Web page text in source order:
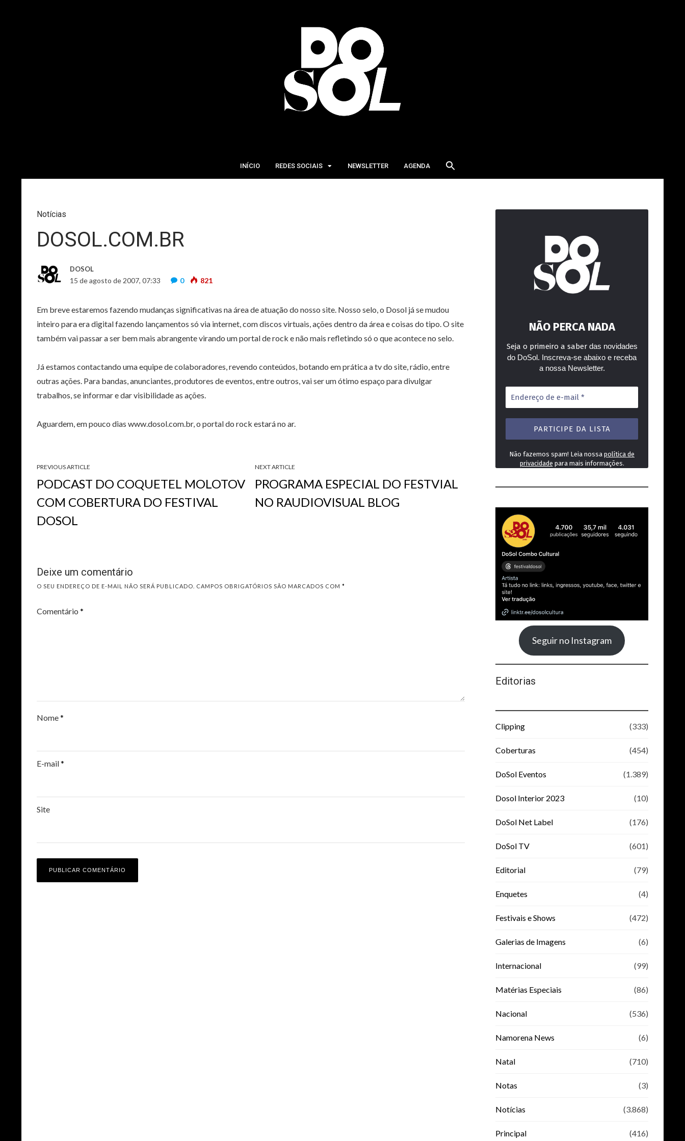
INÍCIO REDES SOCIAIS NEWSLETTER AGENDA
Notícias
DOSOL.COM.BR
DOSOL
15 de agosto de 2007, 07:33 0 821
Em breve estaremos fazendo mudanças significativas na área de atuação do nosso site. Nosso selo, o Dosol já se mudou
inteiro para era digital fazendo lançamentos só via internet, com discos virtuais, ações dentro da área e coisas do tipo. O site
também vai passar a ser bem mais abrangente virando um portal de rock e não mais refletindo só o que acontece no selo.
Já estamos contactando uma equipe de colaboradores, revendo conteúdos, botando em prática a tv do site, rádio, entre
outras ações. Para bandas, anunciantes, produtores de eventos, entre outros, vai ser um ótimo espaço para divulgar
trabalhos, se informar e dar visibilidade as ações.
Aguardem, em pouco dias www.dosol.com.br, o portal do rock estará no ar.
PREVIOUS ARTICLE
PODCAST DO COQUETEL MOLOTOV
COM COBERTURA DO FESTIVAL
DOSOL
NEXT ARTICLE
PROGRAMA ESPECIAL DO FESTVIAL
NO RAUDIOVISUAL BLOG
Deixe um comentário
O SEU ENDEREÇO DE E-MAIL NÃO SERÁ PUBLICADO. CAMPOS OBRIGATÓRIOS SÃO MARCADOS COM *
Comentário *
Nome*
E-mail*
Site
NÃO PERCA NADA
Seja o primeiro a saberdas novidades
do DoSol. Inscreva-se abaixo e receba
a nossa Newsletter.
Endereço
de
e-
mail
Não fazemos spam! Leia nossa política de
privacidade para mais informações.
Seguir no Instagram
Editorias
Clipping (333)
Coberturas (454)
DoSol Eventos (1.389)
Dosol Interior 2023 (10)
DoSol Net Label (176)
DoSol TV (601)
Editorial (79)
Enquetes (4)
Festivais e Shows (472)
Galerias de Imagens (6)
Internacional (99)
Matérias Especiais (86)
Nacional (536)
Namorena News (6)
Natal (710)
Notas (3)
Notícias (3.868)
Principal (416)